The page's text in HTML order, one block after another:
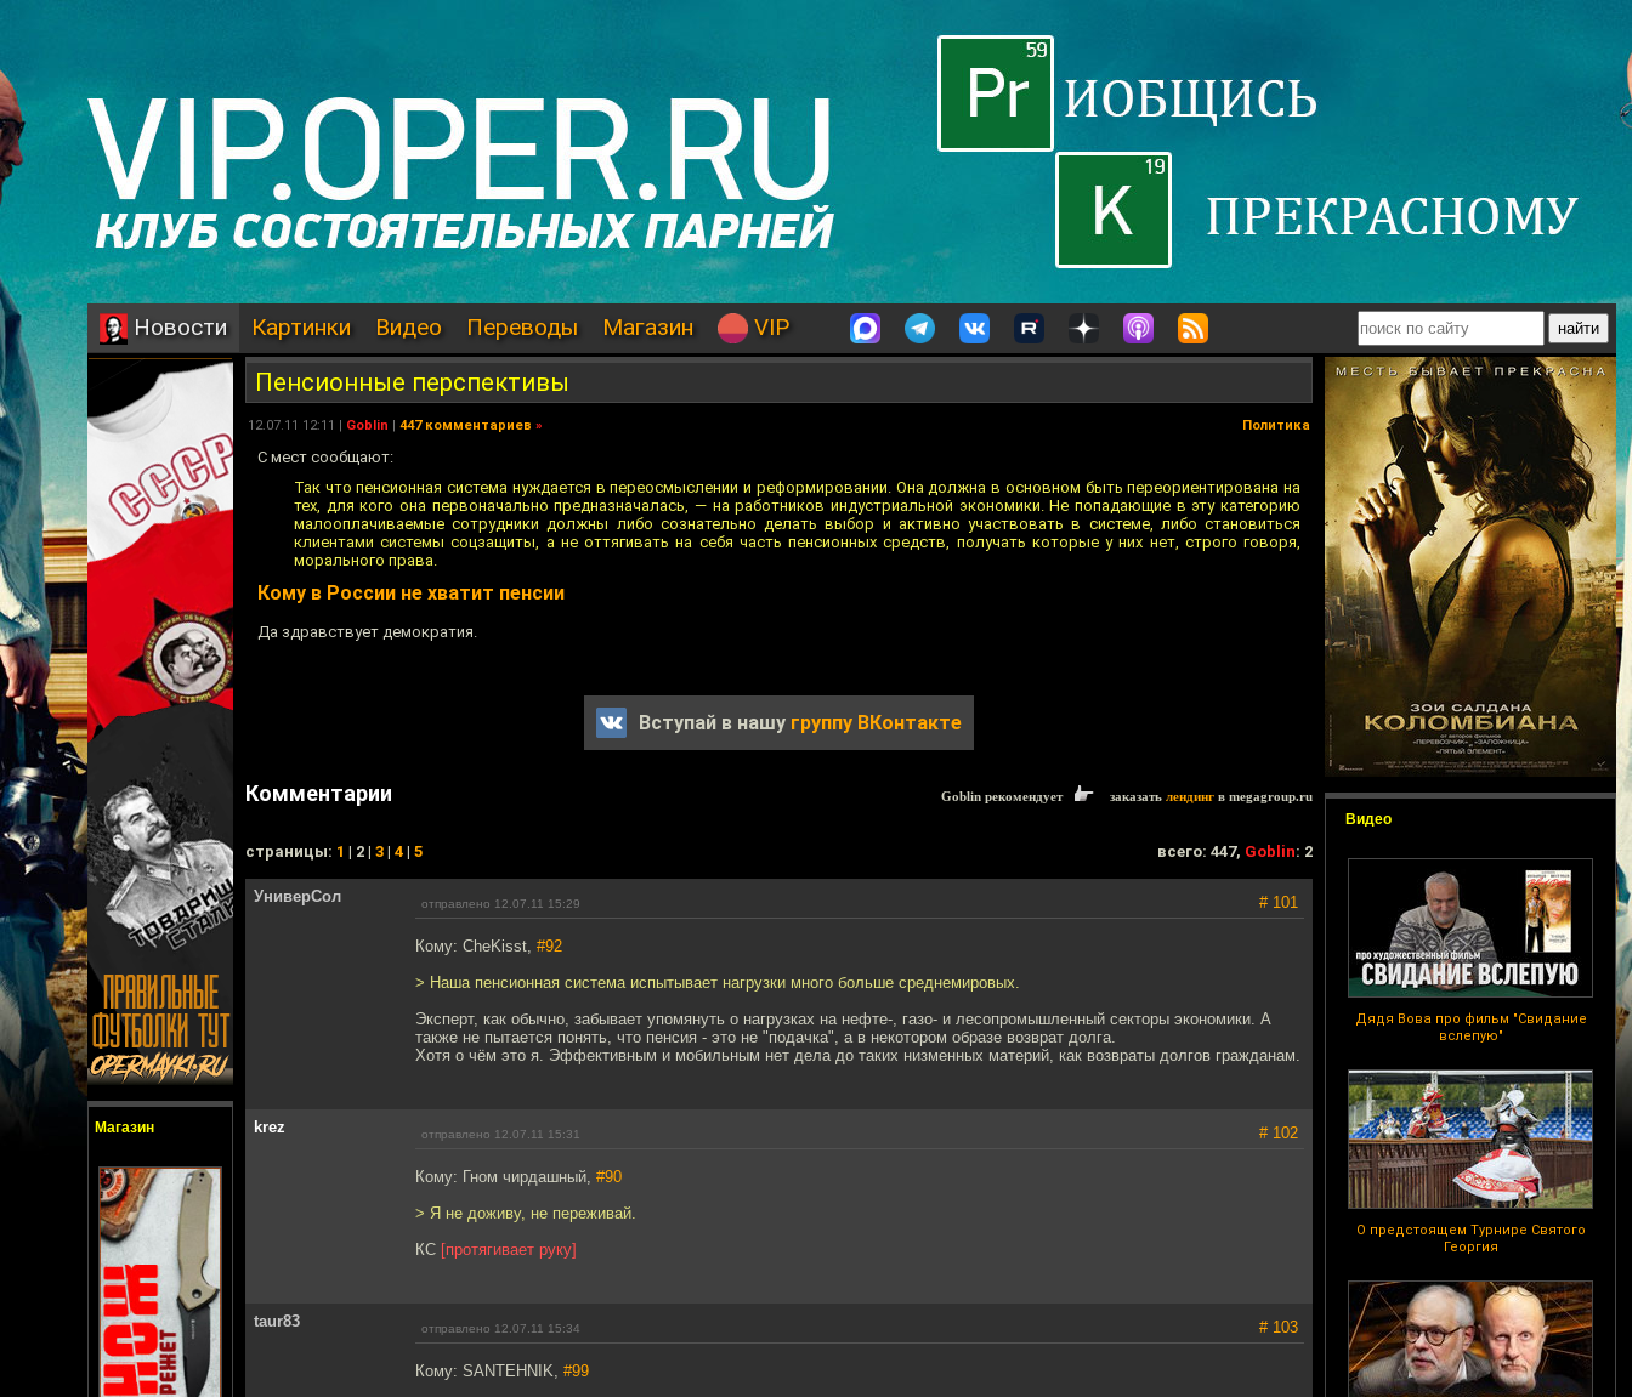
Новости Картинки Видео Переводы Магазин VIP
Магазин
Видео
Дядя Вова про фильм "Свидание
вслепую"
О предстоящем Турнире Святого
Георгия
Пенсионные перспективы
12.07.11 12:11 | Goblin | 447 комментариев » Политика
C мест сообщают:
Так что пенсионная система нуждается в переосмыслении и реформировании. Она должна в основном быть переориентирована на
тех, для кого она первоначально предназначалась, — на работников индустриальной экономики. Не попадающие в эту категорию
малооплачиваемые сотрудники должны либо сознательно делать выбор и активно участвовать в системе, либо становиться
клиентами системы соцзащиты, а не оттягивать на себя часть пенсионных средств, получать которые у них нет, строго говоря,
морального права.
Кому в России не хватит пенсии
Да здравствует демократия.
Вступай в нашу группу ВКонтакте
Комментарии Goblin рекомендует заказать лендинг в megagroup.ru
cтраницы: 1 | 2 | 3 | 4 | 5 всего: 447, Goblin: 2
УниверСол отправлено 12.07.11 15:29 # 101
Кому: CheKisst, #92
> Наша пенсионная система испытывает нагрузки много больше среднемировых.
Эксперт, как обычно, забывает упомянуть о нагрузках на нефте-, газо- и лесопромышленный секторы экономики. А
также не пытается понять, что пенсия - это не "подачка", а в некотором образе возврат долга.
Хотя о чём это я. Эффективным и мобильным нет дела до таких низменных материй, как возвраты долгов гражданам.
krez отправлено 12.07.11 15:31 # 102
Кому: Гном чирдашный, #90
> Я не доживу, не переживай.
КС [протягивает руку]
taur83 отправлено 12.07.11 15:34 # 103
Кому: SANTEHNIK, #99